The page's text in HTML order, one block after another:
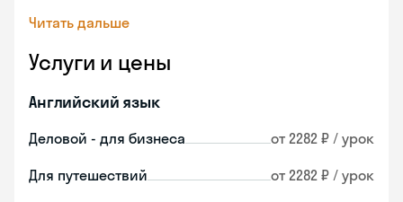
Читать дальше
Услуги и цены
Английский язык
Деловой - для бизнеса от 2282 ₽ / урок
Для путешествий от 2282 ₽ / урок